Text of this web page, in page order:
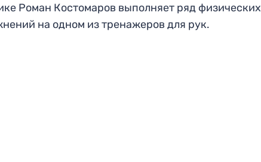
Роман Костомаров выполняет ряд физических
на одном из тренажеров для рук.